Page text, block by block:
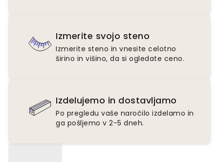
Izmerite svojo steno
Izmerite steno in vnesite celotno
širino in višino, da si ogledate ceno.
Izdelujemo in dostavljamo
Po pregledu vaše naročilo izdelamo in
ga pošljemo v 2-5 dneh.